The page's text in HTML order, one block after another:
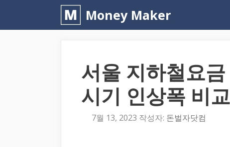
Money Maker
서울 지하철요
시기 인상폭 비
7월 13, 2023 작성자: 돈벌자닷컴